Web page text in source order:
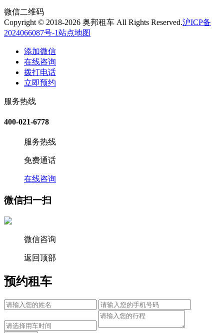
微信二维码
Copyright © 2018-2026 奥邦租车 All Rights Reserved.沪ICP备
2024066087号-1站点地图
添加微信
在线咨询
拨打电话
立即预约
服务热线
400-021-6778
服务热线
免费通话
在线咨询
微信扫一扫
微信咨询
返回顶部
预约租车